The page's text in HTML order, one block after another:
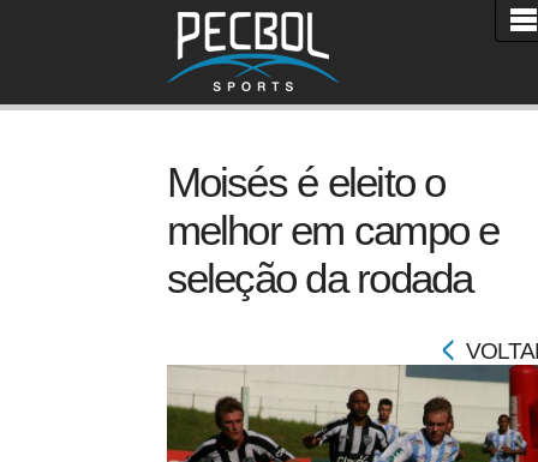
Moisés é eleito o
melhor em campo e
seleção da rodada